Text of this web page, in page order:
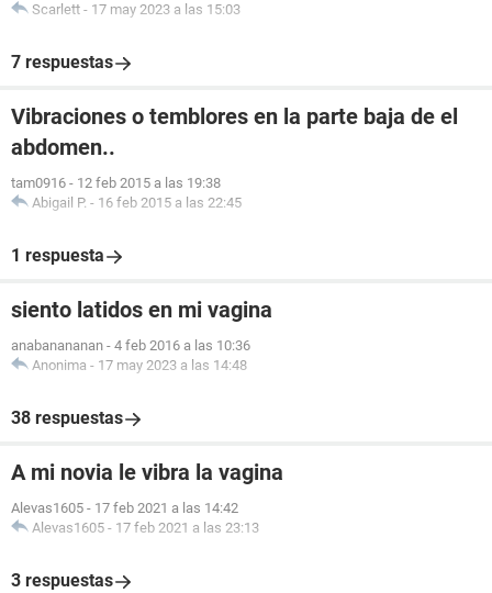
Scarlett - 17 may 2023 a las 15:03
7 respuestas
Vibraciones o temblores en la parte baja de el
abdomen..
tam0916 - 12 feb 2015 a las 19:38
Abigail P. - 16 feb 2015 a las 22:45
1 respuesta
siento latidos en mi vagina
anabanananan - 4 feb 2016 a las 10:36
Anonima - 17 may 2023 a las 14:48
38 respuestas
A mi novia le vibra la vagina
Alevas1605 - 17 feb 2021 a las 14:42
Alevas1605 - 17 feb 2021 a las 23:13
3 respuestas